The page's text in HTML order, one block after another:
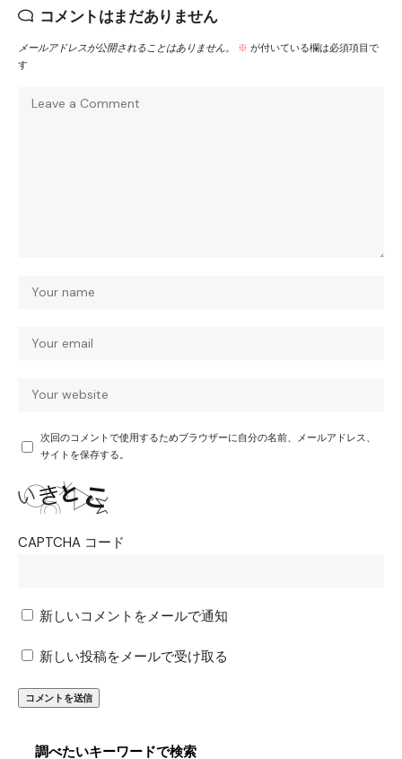
コメントはまだありません
メールアドレスが公開されることはありません。 ※ が付いている欄は必須項目で
す
次回のコメントで使用するためブラウザーに自分の名前、メールアドレス、
サイトを保存する。
CAPTCHA コード
新しいコメントをメールで通知
新しい投稿をメールで受け取る
調べたいキーワードで検索